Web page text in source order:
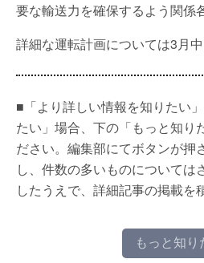
要な輸送力を確保するよう関係
詳細な運転計画については3月中
■「より詳しい情報を知りたい
たい」場合、下の「もっと知り
ださい。編集部にてボタンが押
し、件数の多いものについては
したうえで、詳細記事の掲載を
もっと知り